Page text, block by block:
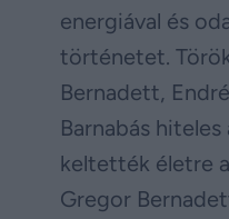
energiával és
történetet.
Bernadett,
Barnabás
keltették életre
Gregor